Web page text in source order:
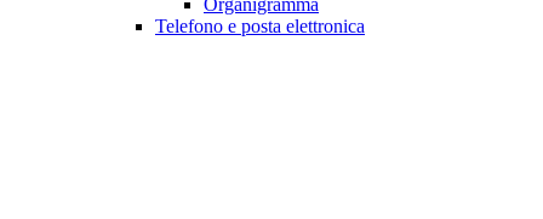
Organigramma
Telefono e posta elettronica